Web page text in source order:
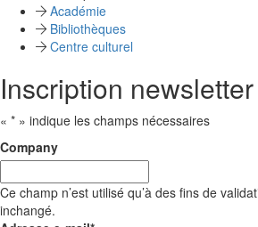
Académie
Bibliothèques
Centre culturel
Inscription newsletter
« * » indique les champs nécessaires
Company
Ce champ n’est utilisé qu’à des fins de
inchangé.